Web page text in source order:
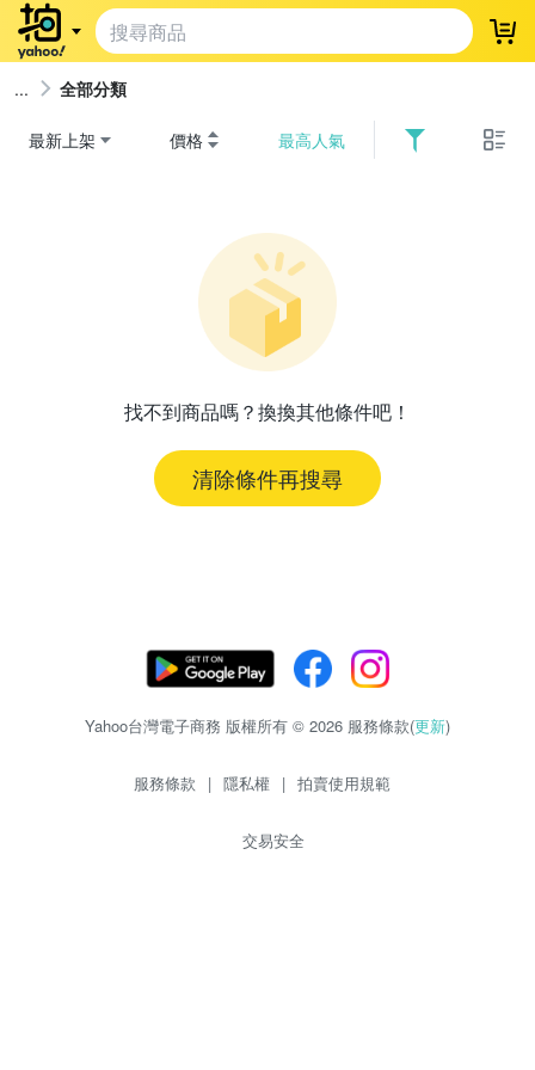
登
全部分類
最新上架 價格 最高人氣
找不到商品嗎？換換其他條件吧！
清除條件再搜尋
Yahoo台灣電子商務 版權所有 © 2026 服務條款(更新)
服務條款 | 隱私權 | 拍賣使用規範
交易安全